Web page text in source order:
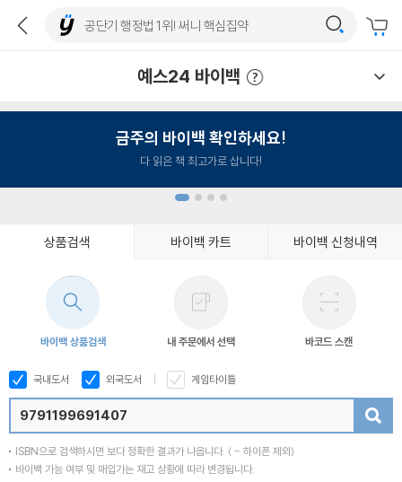
예스24 바이백
금주의 바이백 확인하세요!
다 읽은 책 최고가로 삽니다!
상품검색 바이백 카트 바이백 신청내역
바이백 상품검색 내 주문에서 선택 바코드 스캔
국내도서 외국도서 게임타이틀
ISBN으로 검색하시면 보다 정확한 결과가 나옵니다. ( - 하이픈 제외)
바이백 가능 여부 및 매입가는 재고 상황에 따라 변경됩니다.